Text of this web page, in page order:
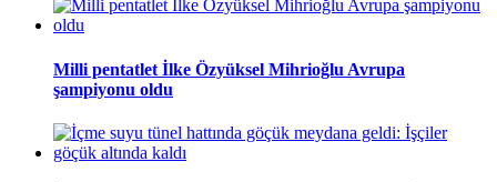
Milli pentatlet İlke Özyüksel Mihrioğlu Avrupa
şampiyonu oldu